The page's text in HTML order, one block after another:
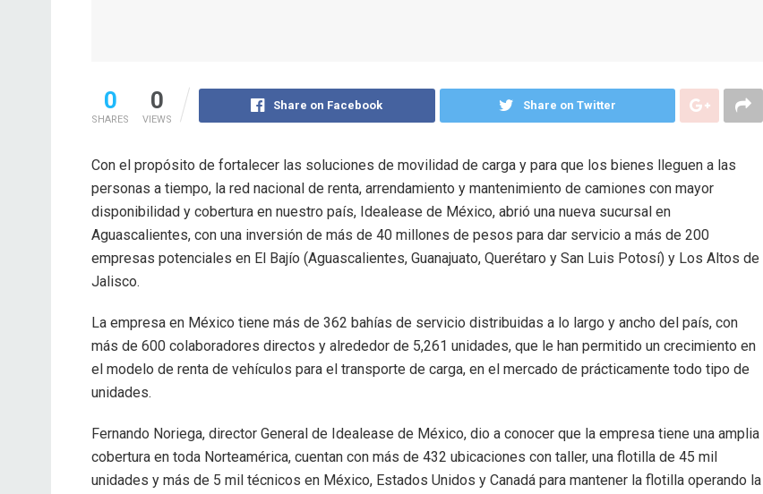
0
SHARES
0
VIEWS
Share on Facebook Share on Twitter
Con el propósito de fortalecer las soluciones de movilidad de carga y para que los bienes lleguen a las
personas a tiempo, la red nacional de renta, arrendamiento y mantenimiento de camiones con mayor
disponibilidad y cobertura en nuestro país, Idealease de México, abrió una nueva sucursal en
Aguascalientes, con una inversión de más de 40 millones de pesos para dar servicio a más de 200
empresas potenciales en El Bajío (Aguascalientes, Guanajuato, Querétaro y San Luis Potosí) y Los Altos de
Jalisco.
La empresa en México tiene más de 362 bahías de servicio distribuidas a lo largo y ancho del país, con
más de 600 colaboradores directos y alrededor de 5,261 unidades, que le han permitido un crecimiento en
el modelo de renta de vehículos para el transporte de carga, en el mercado de prácticamente todo tipo de
unidades.
Fernando Noriega, director General de Idealease de México, dio a conocer que la empresa tiene una amplia
cobertura en toda Norteamérica, cuentan con más de 432 ubicaciones con taller, una flotilla de 45 mil
unidades y más de 5 mil técnicos en México, Estados Unidos y Canadá para mantener la flotilla operando la